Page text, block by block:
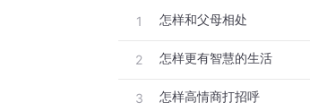
1 怎样和父母相处
2 怎样更有智慧的生活
3 怎样高情商打招呼